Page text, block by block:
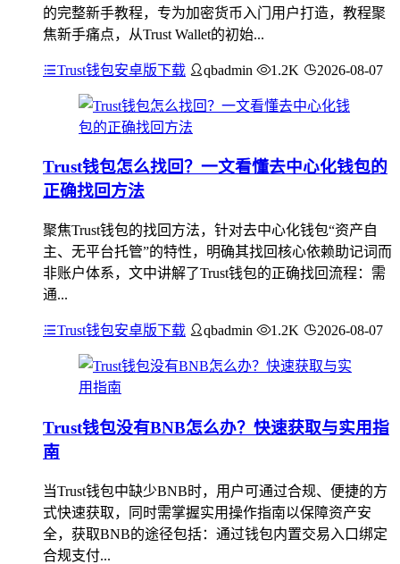
的完整新手教程，专为加密货币入门用户打造，教程聚
焦新手痛点，从Trust Wallet的初始...
Trust钱包安卓版下载 qbadmin 1.2K 2026-08-07
Trust钱包怎么找回？一文看懂去中心化钱包的
正确找回方法
聚焦Trust钱包的找回方法，针对去中心化钱包“资产自
主、无平台托管”的特性，明确其找回核心依赖助记词而
非账户体系，文中讲解了Trust钱包的正确找回流程：需
通...
Trust钱包安卓版下载 qbadmin 1.2K 2026-08-07
Trust钱包没有BNB怎么办？快速获取与实用指
南
当Trust钱包中缺少BNB时，用户可通过合规、便捷的方
式快速获取，同时需掌握实用操作指南以保障资产安
全，获取BNB的途径包括：通过钱包内置交易入口绑定
合规支付...